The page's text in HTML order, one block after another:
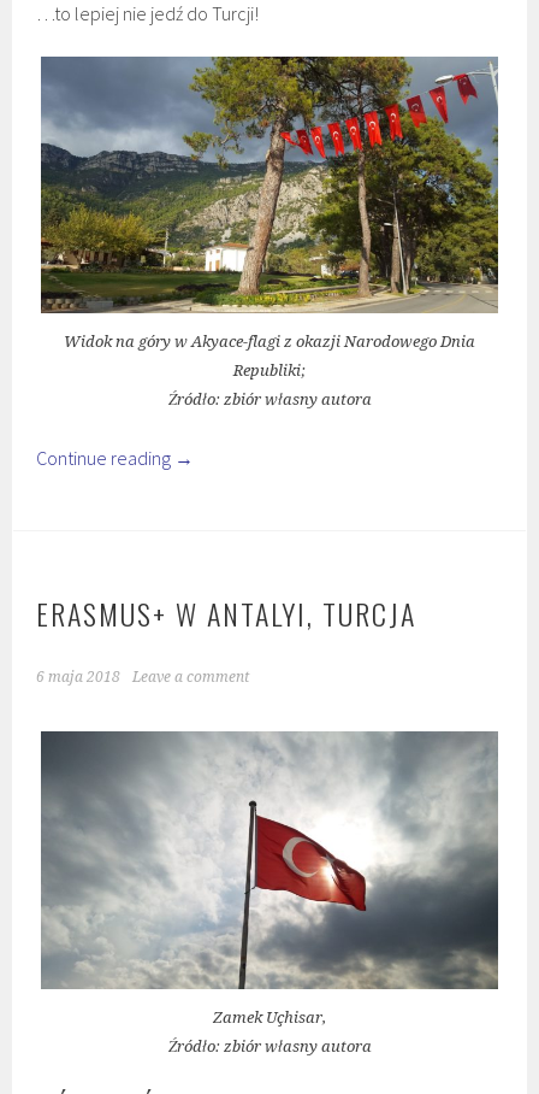
…to lepiej nie jedź do Turcji!
Widok na góry w Akyace-flagi z okazji Narodowego Dnia
Republiki;
Źródło: zbiór własny autora
Continue reading →
ERASMUS+ W ANTALYI, TURCJA
6 maja 2018 Leave a comment
Zamek Uçhisar,
Źródło: zbiór własny autora